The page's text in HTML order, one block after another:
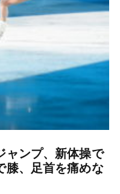
ャンプ、新体操で
膝、足首を痛めな